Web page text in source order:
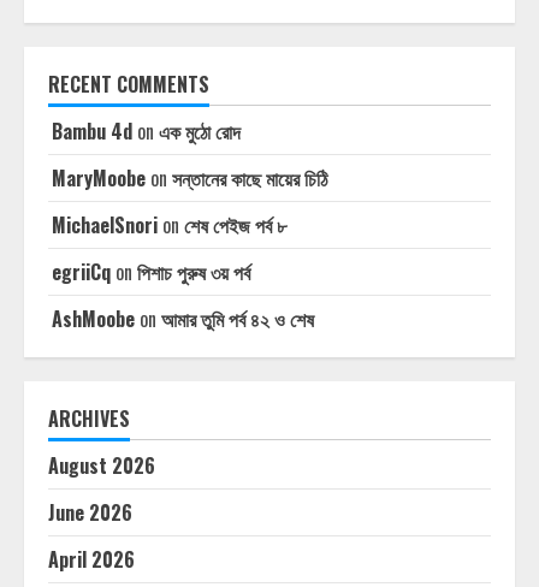
RECENT COMMENTS
Bambu 4d on এক মুঠো রোদ
MaryMoobe on সন্তানের কাছে মায়ের চিঠি
MichaelSnori on শেষ পেইজ পর্ব ৮
egriiCq on পিশাচ পুরুষ ৩য় পর্ব
AshMoobe on আমার তুমি পর্ব ৪২ ও শেষ
ARCHIVES
August 2026
June 2026
April 2026